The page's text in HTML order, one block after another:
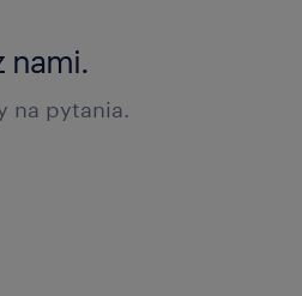
nami.
na pytania.